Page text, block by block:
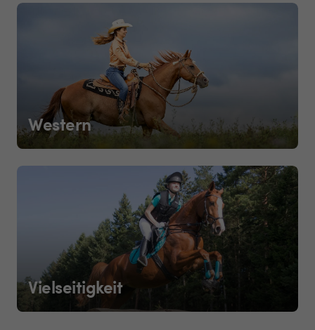
Western
Vielseitigkeit